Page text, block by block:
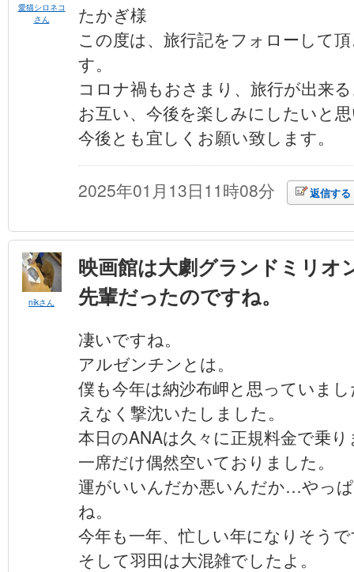
愛猫シロネコ
さん
たかぎ様
この度は、旅行記をフォローして
す。
コロナ禍もおさまり、旅行が出来
お互い、今後を楽しみにしたいと
今後とも宜しくお願い致しま
2025年01月13日11時08分 返信する
nikさん
映画館は大劇グランドミリオ
先輩だったのですね。
凄いですね。
アルゼンチンとは。
僕も今年は納沙布岬と思っていま
えなく撃沈いたしました。
本日のANAは久々に正規料金で乗
一席だけ偶然空いておりました。
運がいいんだか悪いんだか…やっ
ね。
今年も一年、忙しい年になりそう
そして羽田は大混雑でしたよ。